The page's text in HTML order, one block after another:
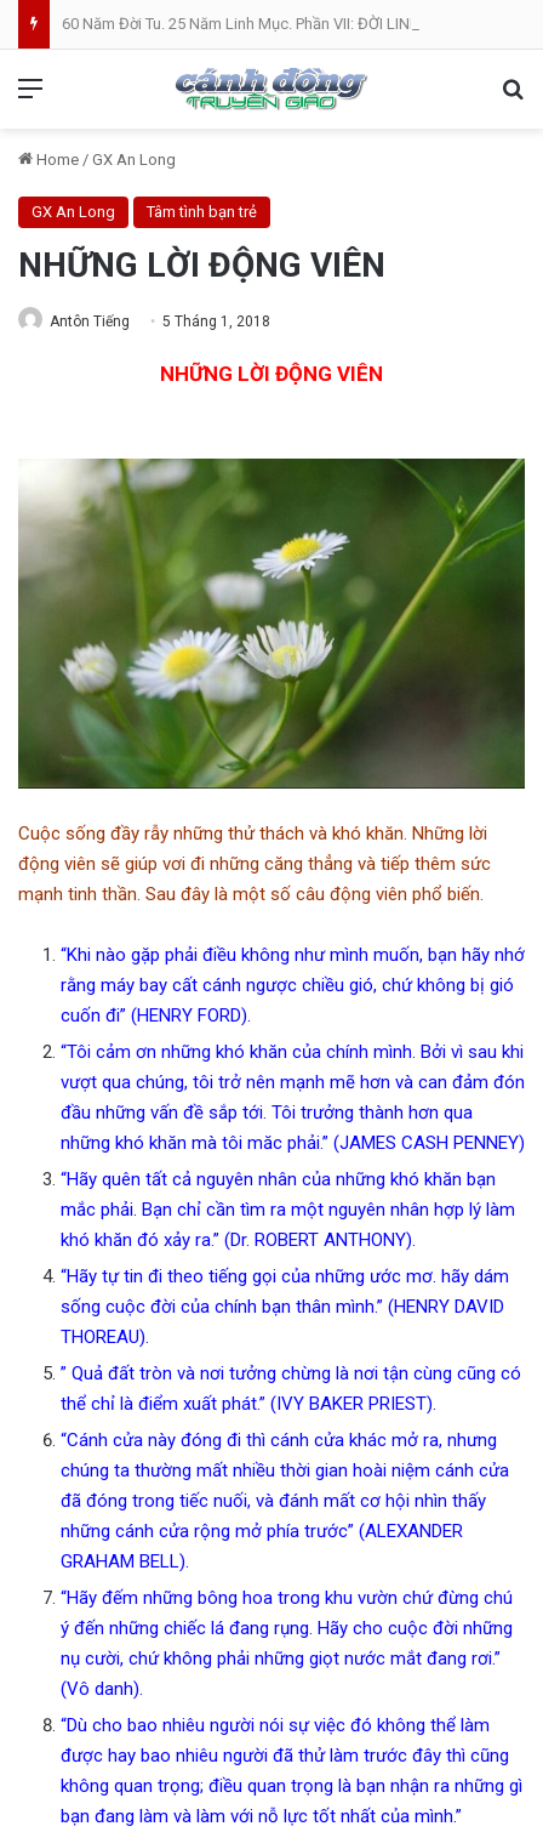
Home / GX An Long
GX An Long Tâm tình bạn trẻ
NHỮNG LỜI ĐỘNG VIÊN
Antôn Tiếng 5 Tháng 1, 2018
NHỮNG LỜI ĐỘNG VIÊN
Cuộc sống đầy rẫy những thử thách và khó khăn. Những lời
động viên sẽ giúp vơi đi những căng thẳng và tiếp thêm sức
mạnh tinh thần. Sau đây là một số câu động viên phổ biến.
“Khi nào gặp phải điều không như mình muốn, bạn hãy nhớ
rằng máy bay cất cánh ngược chiều gió, chứ không bị gió
cuốn đi” (HENRY FORD).
“Tôi cảm ơn những khó khăn của chính mình. Bởi vì sau khi
vượt qua chúng, tôi trở nên mạnh mẽ hơn và can đảm đón
đầu những vấn đề sắp tới. Tôi trưởng thành hơn qua
những khó khăn mà tôi măc phải.” (JAMES CASH PENNEY)
“Hãy quên tất cả nguyên nhân của những khó khăn bạn
mắc phải. Bạn chỉ cần tìm ra một nguyên nhân hợp lý làm
khó khăn đó xảy ra.” (Dr. ROBERT ANTHONY).
“Hãy tự tin đi theo tiếng gọi của những ước mơ. hãy dám
sống cuộc đời của chính bạn thân mình.” (HENRY DAVID
THOREAU).
” Quả đất tròn và nơi tưởng chừng là nơi tận cùng cũng có
thể chỉ là điểm xuất phát.” (IVY BAKER PRIEST).
“Cánh cửa này đóng đi thì cánh cửa khác mở ra, nhưng
chúng ta thường mất nhiều thời gian hoài niệm cánh cửa
đã đóng trong tiếc nuối, và đánh mất cơ hội nhìn thấy
những cánh cửa rộng mở phía trước” (ALEXANDER
GRAHAM BELL).
“Hãy đếm những bông hoa trong khu vườn chứ đừng chú
ý đến những chiếc lá đang rụng. Hãy cho cuộc đời những
nụ cười, chứ không phải những giọt nước mắt đang rơi.”
(Vô danh).
“Dù cho bao nhiêu người nói sự việc đó không thể làm
được hay bao nhiêu người đã thử làm trước đây thì cũng
không quan trọng; điều quan trọng là bạn nhận ra những gì
bạn đang làm và làm với nỗ lực tốt nhất của mình.”